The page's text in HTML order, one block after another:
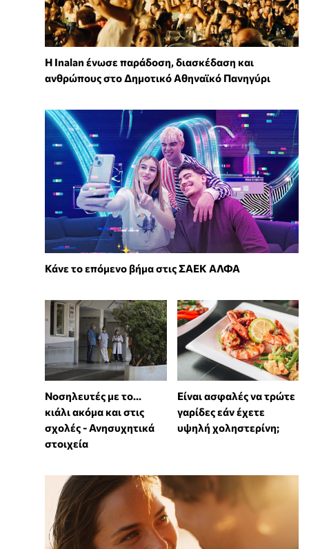
Η Inalan ένωσε παράδοση, διασκέδαση και
ανθρώπους στο Δημοτικό Αθηναϊκό Πανηγύρι
Κάνε το επόμενο βήμα στις ΣΑΕΚ ΑΛΦΑ
Νοσηλευτές με το...
κιάλι ακόμα και στις
σχολές - Ανησυχητικά
στοιχεία
Είναι ασφαλές να τρώτε
γαρίδες εάν έχετε
υψηλή χοληστερίνη;